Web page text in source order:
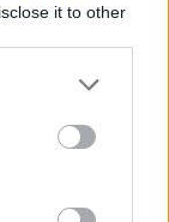
it to other
by AI: